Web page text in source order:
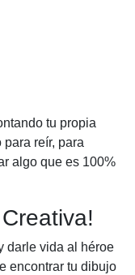
tu propia
reír, para
algo que es 100%
darle vida al héroe
encontrar tu dibujo